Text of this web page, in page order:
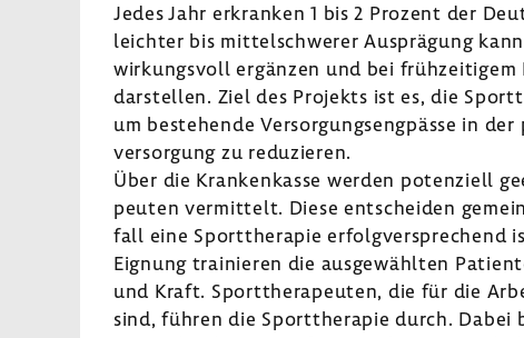
Jedes Jahr erkranken 1 bis 2 Prozent der
leichter bis mittel­schwerer Ausprä­gung
wirkungs­voll ergänzen und bei
darstellen. Ziel des Projekts ist es, die
um bestehende Versor­gungs­eng­pässe in
ver­sor­gung zu redu­zieren.
Über die Kran­ken­kasse werden poten­ziell
peuten vermit­telt. Diese entscheiden
fall eine Sport­the­rapie erfolg­ver­spre­chend
Eignung trai­nieren die ausge­wählten
und Kraft. Sport­the­ra­peuten, die für die
sind, führen die Sport­the­rapie durch.